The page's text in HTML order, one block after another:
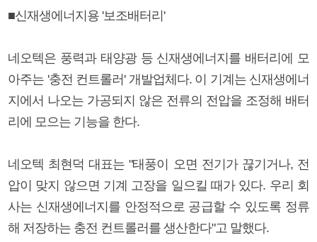
■신재생에너지용 '보조배터리'
네오텍은 풍력과 태양광 등 신재생에너지를 배터리에 모
아주는 '충전 컨트롤러' 개발업체다. 이 기계는 신재생에너
지에서 나오는 가공되지 않은 전류의 전압을 조정해 배터
리에 모으는 기능을 한다.
네오텍 최현덕 대표는 "태풍이 오면 전기가 끊기거나, 전
압이 맞지 않으면 기계 고장을 일으킬 때가 있다. 우리 회
사는 신재생에너지를 안정적으로 공급할 수 있도록 정류
해 저장하는 충전 컨트롤러를 생산한다"고 말했다.